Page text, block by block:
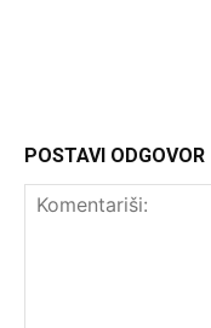
POSTAVI ODGOVOR